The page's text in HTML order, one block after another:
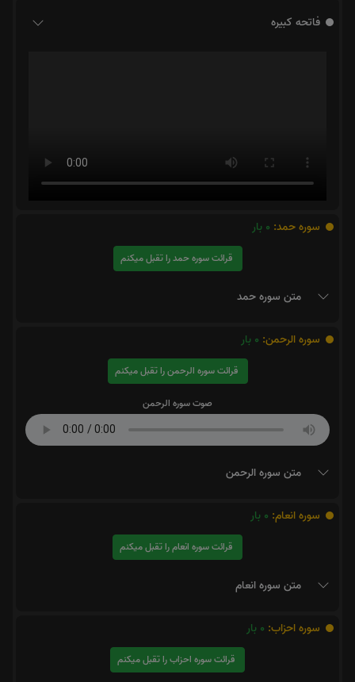
فاتحه کبیره
سوره حمد: 0 بار
قرائت سوره حمد را تقبل میکنم
متن سوره حمد
سوره الرحمن: 0 بار
قرائت سوره الرحمن را تقبل میکنم
صوت سوره الرحمن
متن سوره الرحمن
سوره انعام: 0 بار
قرائت سوره انعام را تقبل میکنم
متن سوره انعام
سوره احزاب: 0 بار
قرائت سوره احزاب را تقبل میکنم